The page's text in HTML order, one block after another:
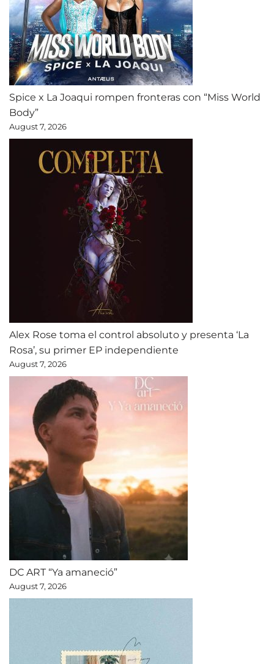
Spice x La Joaqui rompen fronteras con “Miss World
Body”
August 7, 2026
Alex Rose toma el control absoluto y presenta ‘La
Rosa’, su primer EP independiente
August 7, 2026
DC ART “Ya amaneció”
August 7, 2026